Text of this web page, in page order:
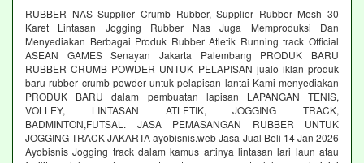
RUBBER NAS Supplier Crumb Rubber, Supplier Rubber Mesh 30
Karet Lintasan Jogging Rubber Nas Juga Memproduksi Dan
Menyediakan Berbagai Produk Rubber Atletik Running track Official
ASEAN GAMES Senayan Jakarta Palembang PRODUK BARU
RUBBER CRUMB POWDER UNTUK PELAPISAN jualo iklan produk
baru rubber crumb powder untuk pelapisan lantai Kami menyediakan
PRODUK BARU dalam pembuatan lapisan LAPANGAN TENIS,
VOLLEY, LINTASAN ATLETIK, JOGGING TRACK,
BADMINTON,FUTSAL. JASA PEMASANGAN RUBBER UNTUK
JOGGING TRACK JAKARTA ayobisnis.web Jasa Jual Beli 14 Jan 2026
Ayobisnis Jogging track dalam kamus artinya lintasan lari laun atau